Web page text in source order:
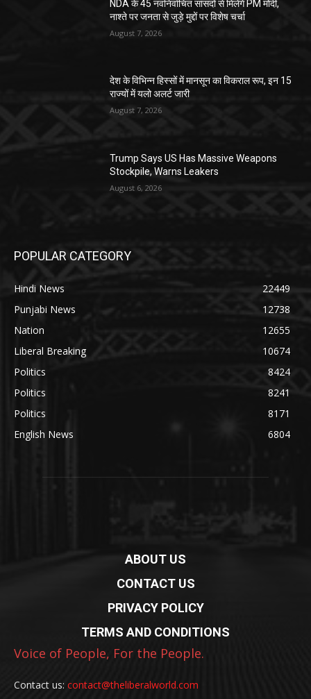
NDA के 45 नवनिर्वाचित सांसदों से मिलेंगे PM मोदी,
नाश्ते पर जनता से जुड़े मुद्दों पर विशेष चर्चा
August 7, 2026
देश के विभिन्न हिस्सों में मानसून का विकराल रूप, इन 15
राज्यों में यलो अलर्ट जारी
August 7, 2026
Trump Says US Has Massive Weapons
Stockpile, Warns Leakers
August 6, 2026
POPULAR CATEGORY
Hindi News
22449
Punjabi News
12738
Nation
12655
Liberal Breaking
10674
Politics
8424
Politics
8241
Politics
8171
English News
6804
ABOUT US
CONTACT US
PRIVACY POLICY
TERMS AND CONDITIONS
Voice of People, For the People.
Contact us: contact@theliberalworld.com